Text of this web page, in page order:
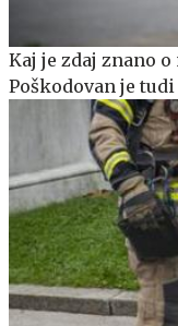
Kaj je zdaj znano
Poškodovan je